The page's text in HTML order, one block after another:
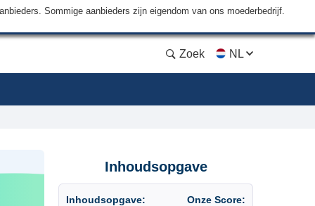
Sommige aanbieders zijn eigendom van ons moederbedrijf.
Zoek NL
Inhoudsopgave
Inhoudsopgave: Onze Score: